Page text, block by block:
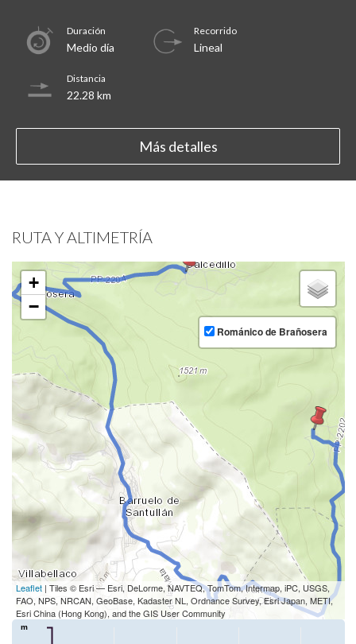
Duración
Medio día
Recorrido
Lineal
Distancia
22.28 km
Más detalles
RUTA Y ALTIMETRÍA
+
−
Románico de Brañosera
Leaflet | Tiles © Esri — Esri, DeLorme, NAVTEQ, TomTom, Intermap, iPC, USGS,
FAO, NPS, NRCAN, GeoBase, Kadaster NL, Ordnance Survey, Esri Japan, METI,
Esri China (Hong Kong), and the GIS User Community
m